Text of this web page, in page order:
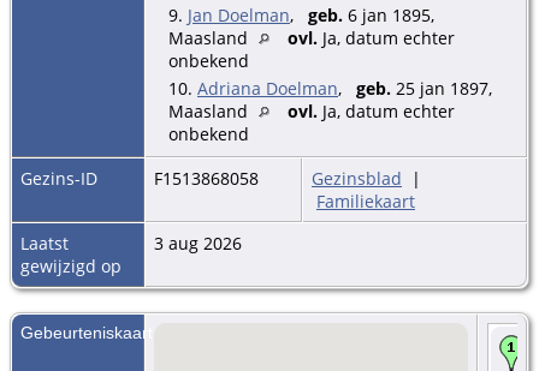
9. Jan Doelman, geb. 6 jan 1895,
Maasland
ovl. Ja, datum echter
onbekend
10. Adriana Doelman, geb. 25 jan 1897,
Maasland
ovl. Ja, datum echter
onbekend
Gezins-ID
F1513868058 Gezinsblad |
Familiekaart
Laatst
gewijzigd op
3 aug 2026
Gebeurteniskaart